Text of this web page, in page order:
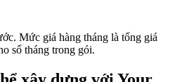
Mức giá hàng tháng là tổng giá
số tháng trong gói.